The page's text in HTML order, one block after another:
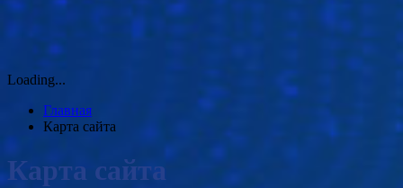
Loading...
Главная
Карта сайта
Карта сайта